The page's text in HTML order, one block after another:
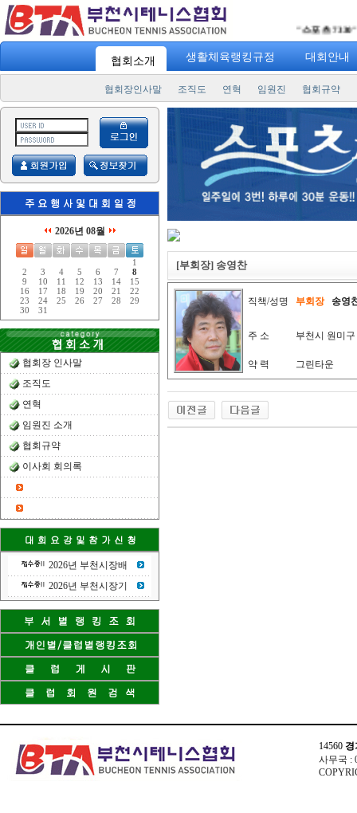
스포츠 7330" 일
협회소개 생활체육랭킹규정 대회안내
협회장인사말 조직도 연혁 임원진 협회규약
2026년 08월
1
2
3 4 5 6 7
8
9
10 11 12 13 14
15
16
17 18 19 20 21
22
23
24 25 26 27 28
29
30
31
협회장 인사말
조직도
연혁
임원진 소개
협회규약
이사회 회의록
2026년 부천시장배
2026년 부천시장기
[부회장] 송영찬
직책/성명 부회장 송영
주 소 부천시 원미
약 력 그린타운
14560 경
사무국 :